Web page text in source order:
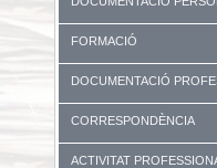
FAMILIAR
FORMACIÓ
DOCUMENTACIÓ
CORRESPONDÈNCIA
ACTIVITAT